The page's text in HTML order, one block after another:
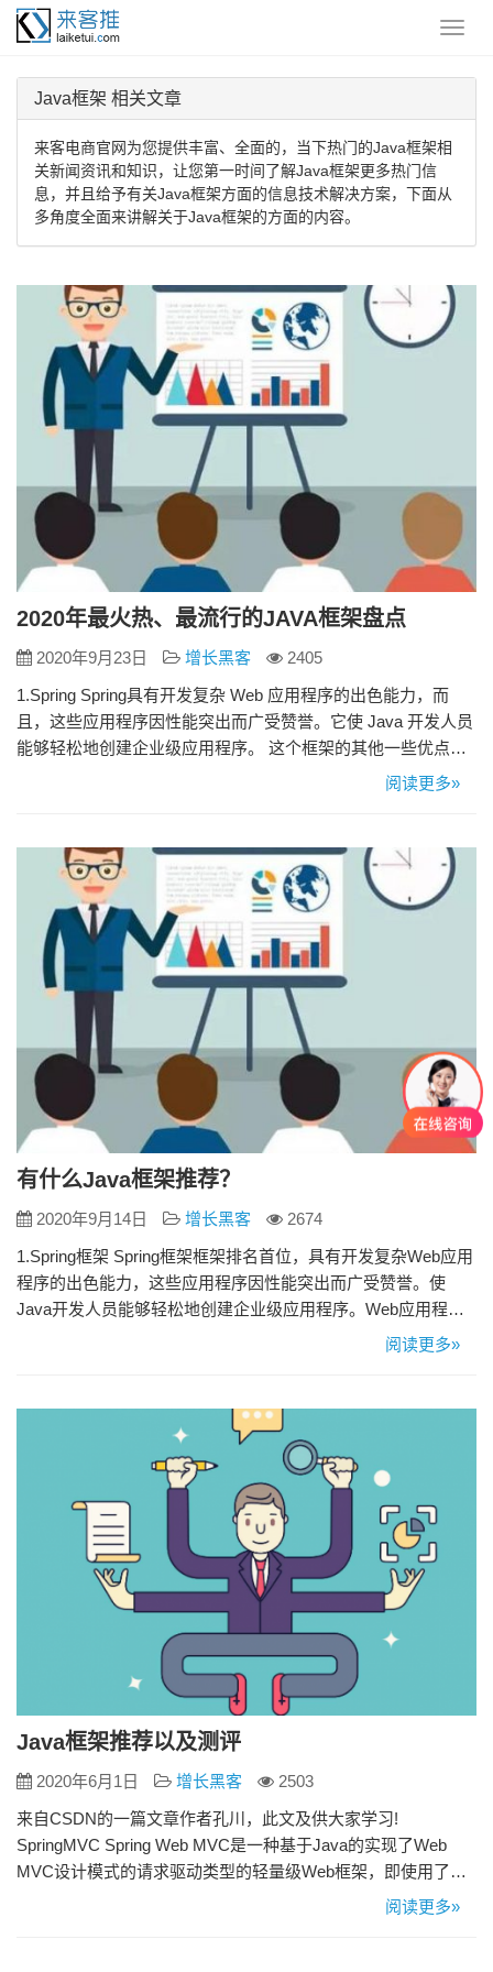
Java框架 相关文章
来客电商官网为您提供丰富、全面的，当下热门的Java框架相
关新闻资讯和知识，让您第一时间了解Java框架更多热门信
息，并且给予有关Java框架方面的信息技术解决方案，下面从
多角度全面来讲解关于Java框架的方面的内容。
2020年最火热、最流行的JAVA框架盘点
2020年9月23日 增长黑客
2405
1.Spring Spring具有开发复杂 Web 应用程序的出色能力，而
且，这些应用程序因性能突出而广受赞誉。它使 Java 开发人员
能够轻松地创建企业级应用程序。 这个框架的其他一些优点是
一个全面的配置模型，支持传统数据库和现代数据库（如
SpringT…
阅读更多»
有什么Java框架推荐？
2020年9月14日 增长黑客
2674
1.Spring框架 Spring框架框架排名首位，具有开发复杂Web应用
程序的出色能力，这些应用程序因性能突出而广受赞誉。使
Java开发人员能够轻松地创建企业级应用程序。Web应用程序
开发人员可以证明Spring框架的能力。是Spring成为Java开发人
里的一大优势是他们…
阅读更多»
Java框架推荐以及测评
2020年6月1日 增长黑客
2503
来自CSDN的一篇文章作者孔川，此文及供大家学习!
SpringMVC Spring Web MVC是一种基于Java的实现了Web
MVC设计模式的请求驱动类型的轻量级Web框架，即使用了
MVC架构模式的思想，将web层进行职责解耦，基于请求驱动
阅读更多»